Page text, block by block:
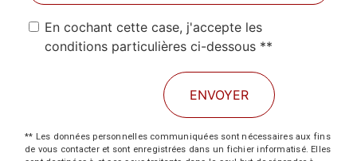
En cochant cette case, j'accepte les
conditions particulières ci-dessous **
ENVOYER
** Les données personnelles communiquées sont nécessaires aux fins
de vous contacter et sont enregistrées dans un fichier informatisé. Elles